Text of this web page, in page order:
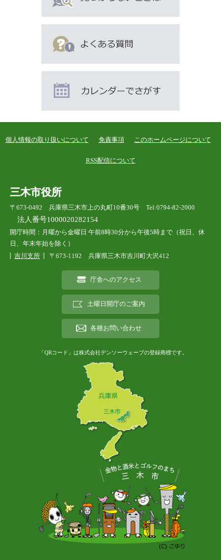
個人情報の取り扱いについて 免責事項 このホームページについて
RSS配信について
三木市役所
〒673-0492 兵庫県三木市上の丸町10番30号 Tel:0794-82-2000
法人番号1000020282154
開庁時間：月曜から金曜日 午前8時30分から午後5時まで（祝日、休
日、年末年始を除く）
吉川支所
〒673-1192 兵庫県三木市吉川町大沢412
庁舎へのアクセス
土曜日開庁のご案内
各種お問い合わせ
「QRコード」は株式会社デンソーウェーブの登録商標です。